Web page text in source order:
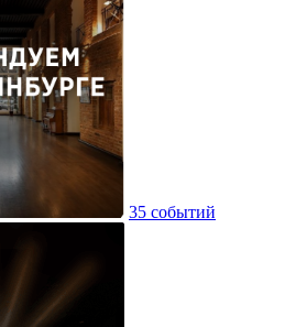
35 событий